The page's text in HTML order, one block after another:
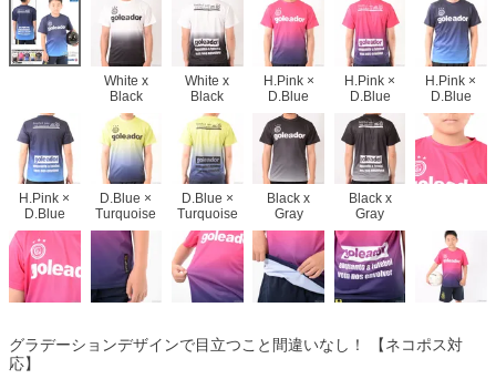
White x
Black
White x
Black
H.Pink ×
D.Blue
H.Pink ×
D.Blue
H.Pink ×
D.Blue
H.Pink ×
D.Blue
D.Blue ×
Turquoise
D.Blue ×
Turquoise
Black x
Gray
Black x
Gray
グラデーションデザインで目立つこと間違いなし！ 【ネコポス対
応】